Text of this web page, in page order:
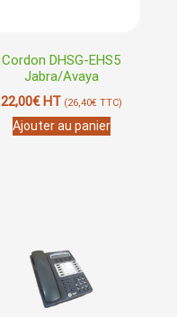
Cordon DHSG-EHS5
Jabra/Avaya
22,00€HT (26,40€TTC)
Ajouter au panier